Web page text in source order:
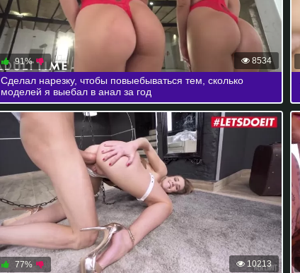
8534
91%
Сделал нарезку, чтобы повыебываться тем, сколько
моделей я выебал в анал за год
10213
77%